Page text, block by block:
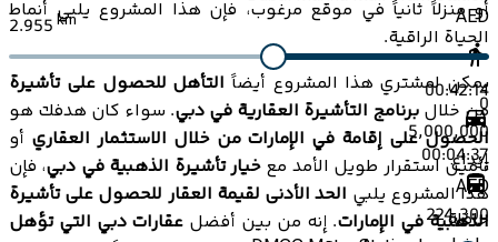
أو منزلاً ثانياً في موقع مرغوب، فإن هذا المشروع يلبي أنماط
الحياة الراقية.
يمكن لمشتري هذا المشروع أيضاً التأهل للحصول على تأشيرة
من خلال برنامج التأشيرة العقارية في دبي. سواء كان هدفك هو
الحصول على إقامة في الإمارات من خلال الاستثمار العقاري أو
تأمين استقرار طويل الأمد مع خيار تأشيرة الذهبية في دبي، فإن
هذا المشروع يلبي الحد الأدنى لقيمة العقار للحصول على تأشيرة
الذهبية في الإمارات. إنه من بين أفضل عقارات دبي التي تؤهل
2.955 km
00:42:14
00:04:37
حافلة
AED
0
5,000,000
إيداع
AED
224,300